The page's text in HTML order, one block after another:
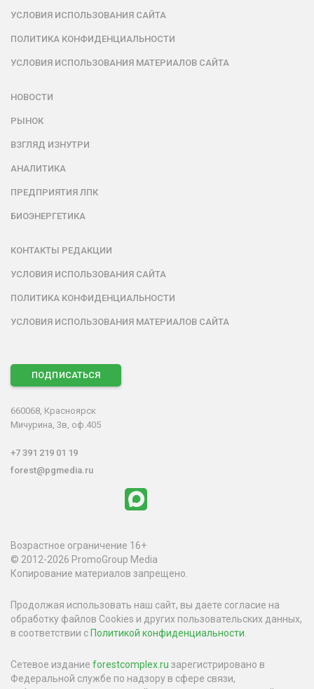
УСЛОВИЯ ИСПОЛЬЗОВАНИЯ САЙТА
ПОЛИТИКА КОНФИДЕНЦИАЛЬНОСТИ
УСЛОВИЯ ИСПОЛЬЗОВАНИЯ МАТЕРИАЛОВ САЙТА
НОВОСТИ
РЫНОК
ВЗГЛЯД ИЗНУТРИ
АНАЛИТИКА
ПРЕДПРИЯТИЯ ЛПК
БИОЭНЕРГЕТИКА
КОНТАКТЫ РЕДАКЦИИ
УСЛОВИЯ ИСПОЛЬЗОВАНИЯ САЙТА
ПОЛИТИКА КОНФИДЕНЦИАЛЬНОСТИ
УСЛОВИЯ ИСПОЛЬЗОВАНИЯ МАТЕРИАЛОВ САЙТА
ПОДПИСАТЬСЯ
660068, Красноярск
Мичурина, 3в, оф.405
+7 391 219 01 19
forest@pgmedia.ru
Возрастное ограничение 16+
© 2012-2026 PromoGroup Media
Копирование материалов запрещено.
Продолжая использовать наш сайт, вы даете согласие на
обработку файлов Cookies и других пользовательских данных,
в соответствии с Политикой конфиденциальности.
Сетевое издание forestcomplex.ru зарегистрировано в
Федеральной службе по надзору в сфере связи,